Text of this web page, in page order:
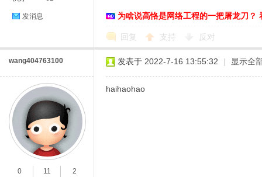
发消息 为啥说高恪是网络工程的一把屠龙刀？
回复 支持 反对
wang404763100
0
11
2
发表于 2022-7-16 13:55:32 | 显示全
haihaohao